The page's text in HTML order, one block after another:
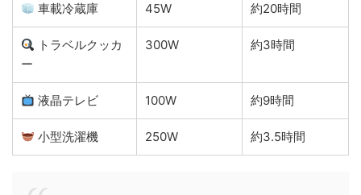
車載冷蔵庫 45W 約20時間
トラベルクッカ
ー
300W 約3時間
液晶テレビ 100W 約9時間
小型洗濯機 250W 約3.5時間